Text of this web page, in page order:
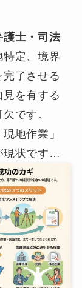
護士・司法
特定、境界
了させる
を有する
です。
地作業」
現状です…